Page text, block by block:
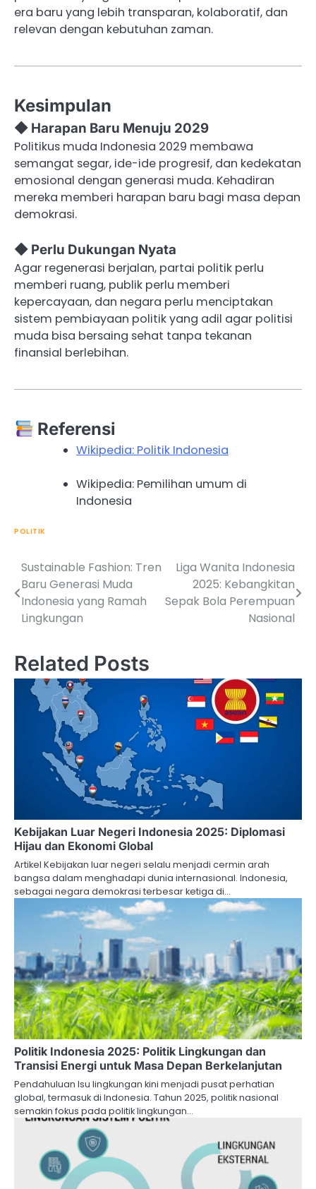
era baru yang lebih transparan, kolaboratif, dan
relevan dengan kebutuhan zaman.
Kesimpulan
◆ Harapan Baru Menuju 2029
Politikus muda Indonesia 2029 membawa
semangat segar, ide-ide progresif, dan kedekatan
emosional dengan generasi muda. Kehadiran
mereka memberi harapan baru bagi masa depan
demokrasi.
◆ Perlu Dukungan Nyata
Agar regenerasi berjalan, partai politik perlu
memberi ruang, publik perlu memberi
kepercayaan, dan negara perlu menciptakan
sistem pembiayaan politik yang adil agar politisi
muda bisa bersaing sehat tanpa tekanan
finansial berlebihan.
Referensi
Wikipedia: Politik Indonesia
Wikipedia: Pemilihan umum di
Indonesia
POLITIK
Post
navigation
Sustainable Fashion: Tren
Baru Generasi Muda
Indonesia yang Ramah
Lingkungan
Liga Wanita Indonesia
2025: Kebangkitan
Sepak Bola Perempuan
Nasional
Related Posts
Kebijakan Luar Negeri Indonesia 2025: Diplomasi
Hijau dan Ekonomi Global
Artikel Kebijakan luar negeri selalu menjadi cermin arah
bangsa dalam menghadapi dunia internasional. Indonesia,
sebagai negara demokrasi terbesar ketiga di…
Politik Indonesia 2025: Politik Lingkungan dan
Transisi Energi untuk Masa Depan Berkelanjutan
Pendahuluan Isu lingkungan kini menjadi pusat perhatian
global, termasuk di Indonesia. Tahun 2025, politik nasional
semakin fokus pada politik lingkungan…